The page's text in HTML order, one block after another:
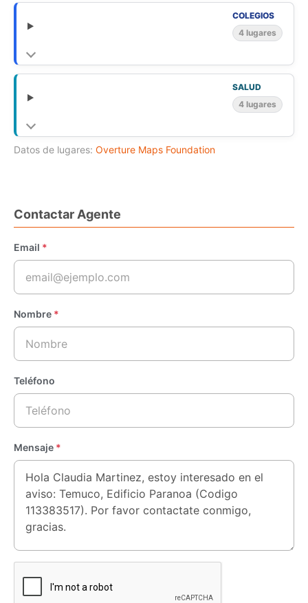
COLEGIOS
4 lugares
SALUD
4 lugares
Datos de lugares: Overture Maps Foundation
Contactar Agente
Email *
Nombre *
Teléfono
Mensaje *